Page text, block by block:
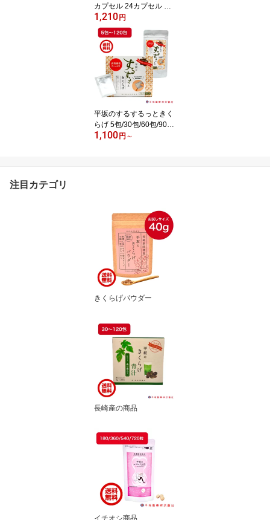
カプセル 24カプセル セ
ルフメディケーション税
制対象商品 指定濫用防止
医薬品 鎮痛解熱薬 鎮痛
剤 解熱剤 頭痛薬 生理痛
神経痛 腰痛 平坂製薬 天
気頭痛 寒暖差頭痛 気圧
差頭痛 発熱 筋肉痛 アセ
トアミノフェン アスピリ
1,210円
平坂のするするっときく
らげ 5包/30包/60包/90包/
120包 国産 農薬不使用
県 時津町産 きみみちゃ
1,100円 ～
注目カテゴリ
きくらげパウダー
長崎産の商品
イチオシ商品